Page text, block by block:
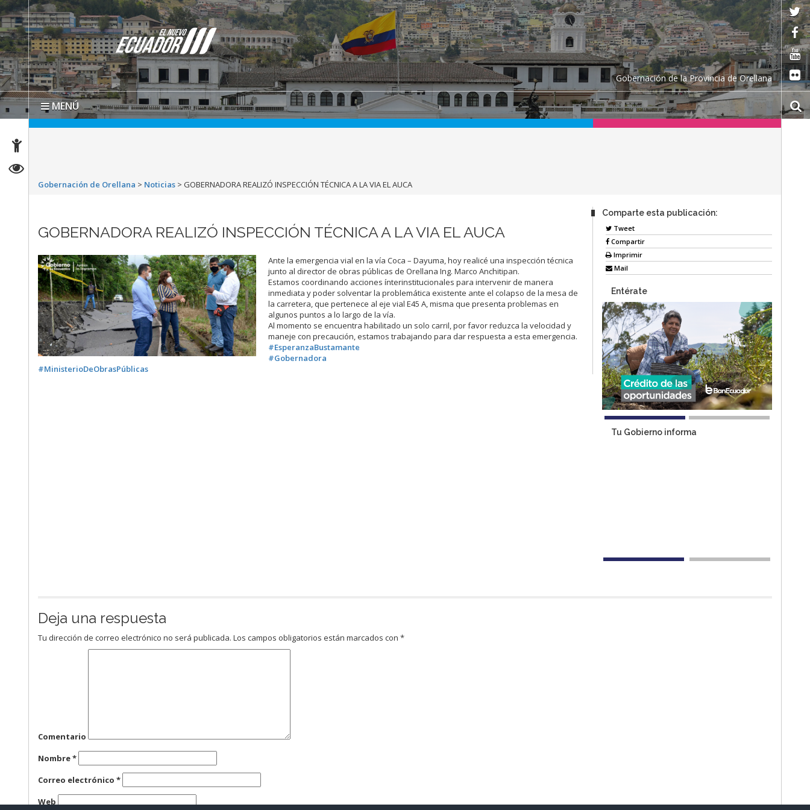
Gobernación de la Provincia de Orellana
MENÚ
Gobernación de Orellana > Noticias > GOBERNADORA REALIZÓ INSPECCIÓN TÉCNICA A LA VIA EL AUCA
GOBERNADORA REALIZÓ INSPECCIÓN TÉCNICA A LA VIA EL AUCA
Ante la emergencia vial en la vía Coca – Dayuma, hoy realicé una inspección técnica
junto al director de obras públicas de Orellana Ing. Marco Anchitipan.
Estamos coordinando acciones ínterinstitucionales para intervenir de manera
inmediata y poder solventar la problemática existente ante el colapso de la mesa de
la carretera, que pertenece al eje vial E45 A, misma que presenta problemas en
algunos puntos a lo largo de la vía.
Al momento se encuentra habilitado un solo carril, por favor reduzca la velocidad y
maneje con precaución, estamos trabajando para dar respuesta a esta emergencia.
#EsperanzaBustamante
#Gobernadora
#MinisterioDeObrasPúblicas
Comparte esta publicación:
Tweet
Compartir
Imprimir
Mail
Entérate
Tu Gobierno informa
Deja una respuesta
Tu dirección de correo electrónico no será publicada. Los campos obligatorios están marcados con*
Comentario
Nombre*
Correo electrónico*
Web